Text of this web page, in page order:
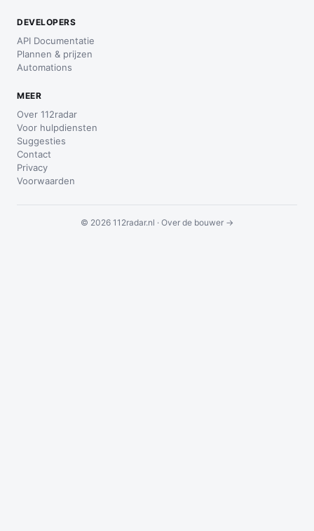
DEVELOPERS
API Documentatie
Plannen & prijzen
Automations
MEER
Over 112radar
Voor hulpdiensten
Suggesties
Contact
Privacy
Voorwaarden
© 2026 112radar.nl · Over de bouwer →